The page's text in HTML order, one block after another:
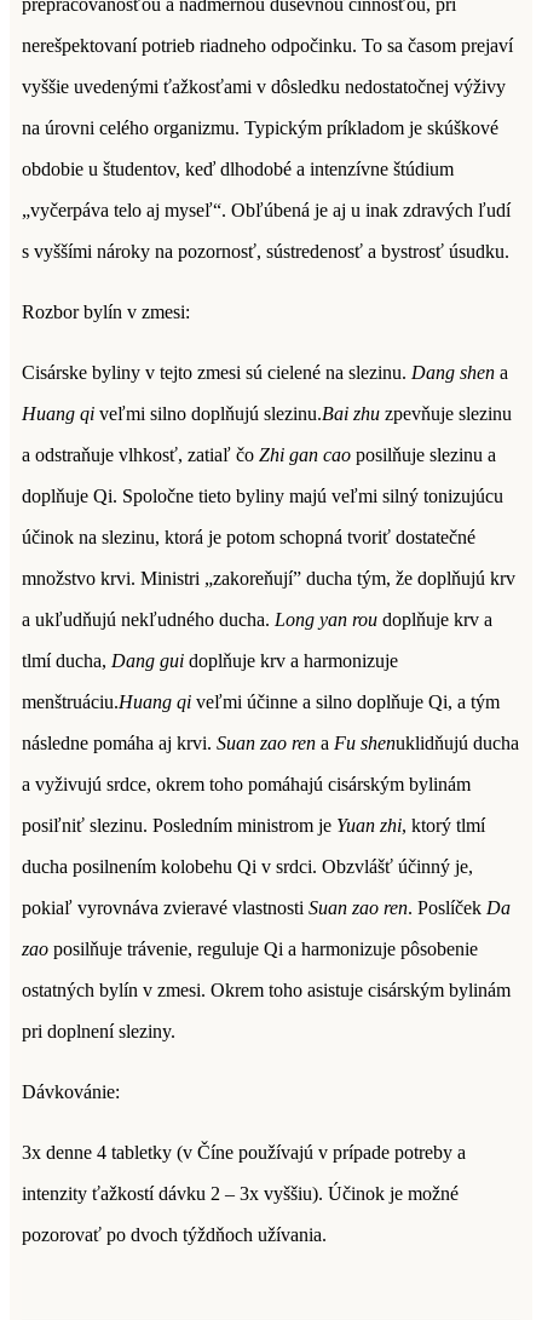
nerešpektovaní potrieb riadneho odpočinku. To sa časom prejaví
vyššie uvedenými ťažkosťami v dôsledku nedostatočnej výživy
na úrovni celého organizmu. Typickým príkladom je skúškové
obdobie u študentov, keď dlhodobé a intenzívne štúdium
„vyčerpáva telo aj myseľ“. Obľúbená je aj u inak zdravých ľudí
s vyššími nároky na pozornosť, sústredenosť a bystrosť úsudku.
Rozbor bylín v zmesi:
Cisárske byliny v tejto zmesi sú cielené na slezinu. Dang shen a
Huang qi veľmi silno doplňujú slezinu.Bai zhu zpevňuje slezinu
a odstraňuje vlhkosť, zatiaľ čo Zhi gan cao posilňuje slezinu a
doplňuje Qi. Spoločne tieto byliny majú veľmi silný tonizujúcu
účinok na slezinu, ktorá je potom schopná tvoriť dostatečné
množstvo krvi. Ministri „zakoreňují” ducha tým, že doplňujú krv
a ukľudňujú nekľudného ducha. Long yan rou doplňuje krv a
tlmí ducha, Dang gui doplňuje krv a harmonizuje
menštruáciu.Huang qi veľmi účinne a silno doplňuje Qi, a tým
následne pomáha aj krvi. Suan zao ren a Fu shenuklidňujú ducha
a vyživujú srdce, okrem toho pomáhajú cisárským bylinám
posiľniť slezinu. Posledním ministrom je Yuan zhi, ktorý tlmí
ducha posilnením kolobehu Qi v srdci. Obzvlášť účinný je,
pokiaľ vyrovnáva zvieravé vlastnosti Suan zao ren. Poslíček Da
zao posilňuje trávenie, reguluje Qi a harmonizuje pôsobenie
ostatných bylín v zmesi. Okrem toho asistuje cisárským bylinám
pri doplnení sleziny.
Dávkovánie:
3x denne 4 tabletky (v Číne používajú v prípade potreby a
intenzity ťažkostí dávku 2 – 3x vyššiu). Účinok je možné
pozorovať po dvoch týždňoch užívania.